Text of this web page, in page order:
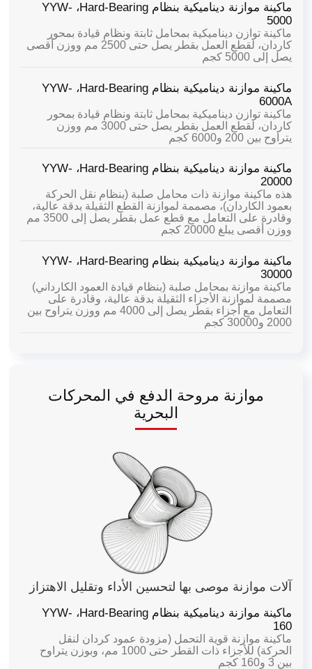
ماكينة موازنة ديناميكية بنظام Hard-Bearing،
YYW-
5000
ماكينة توازن ديناميكية بمحامل ثابتة ونظام قيادة بمحور
كاردان، لقطع العمل بقطر يصل حتى 2500 مم ووزن أقصى
يصل إلى 5000 كجم
ماكينة موازنة ديناميكية بنظام Hard-Bearing،
YYW-
6000A
ماكينة توازن ديناميكية بمحامل ثابتة ونظام قيادة بمحور
كاردان، لقطع العمل بقطر يصل حتى 3000 مم ووزن
يتراوح بين 200 و6000 كجم
ماكينة موازنة ديناميكية بنظام Hard-Bearing،
YYW-
20000
هذه ماكينة موازنة ذات محامل صلبة (بنظام نقل الحركة
بعمود الكاردان)، مصممة لموازنة القطع الثقيلة بدقة عالية،
وقادرة على التعامل مع قطع عمل بقطر يصل إلى 3500 مم
ووزن أقصى يبلغ 20000 كجم
ماكينة موازنة ديناميكية بنظام Hard-Bearing،
YYW-
30000
ماكينة موازنة بمحامل صلبة (بنظام قيادة العمود الكارداني)
مصممة لموازنة الأجزاء الثقيلة بدقة عالية، وقادرة على
التعامل مع أجزاء بقطر يصل إلى 4000 مم ووزن يتراوح بين
2000 و30000 كجم
موازنة مروحة الدفع في المحركات
البحرية
آلات موازنة موصى بها لتحسين الأداء وتقليل الاهتزاز
ماكينة موازنة ديناميكية بنظام Hard-Bearing،
YYW-
160
ماكينة موازنة قوية التحمل (مزودة عمود كردان لنقل
الحركة) للأجزاء ذات القطر حتى 1000 مم، وبوزن يتراوح
بين 3 و160 كجم